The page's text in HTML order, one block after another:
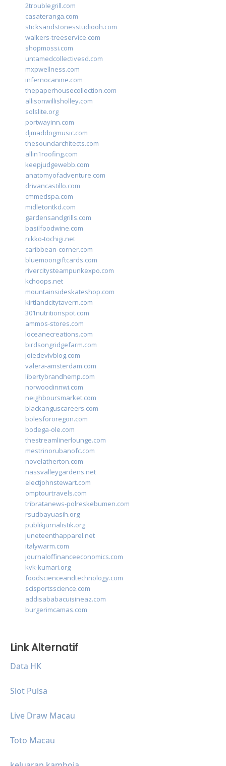
2troublegrill.com
casateranga.com
sticksandstonesstudiooh.com
walkers-treeservice.com
shopmossi.com
untamedcollectivesd.com
mxpwellness.com
infernocanine.com
thepaperhousecollection.com
allisonwillisholley.com
solslite.org
portwayinn.com
djmaddogmusic.com
thesoundarchitects.com
allin1roofing.com
keepjudgewebb.com
anatomyofadventure.com
drivancastillo.com
cmmedspa.com
midletontkd.com
gardensandgrills.com
basilfoodwine.com
nikko-tochigi.net
caribbean-corner.com
bluemoongiftcards.com
rivercitysteampunkexpo.com
kchoops.net
mountainsideskateshop.com
kirtlandcitytavern.com
301nutritionspot.com
ammos-stores.com
loceanecreations.com
birdsongridgefarm.com
joiedevivblog.com
valera-amsterdam.com
libertybrandhemp.com
norwoodinnwi.com
neighboursmarket.com
blackanguscareers.com
bolesfororegon.com
bodega-ole.com
thestreamlinerlounge.com
mestrinorubanofc.com
novelatherton.com
nassvalleygardens.net
electjohnstewart.com
omptourtravels.com
tribratanews-polreskebumen.com
rsudbayuasih.org
publikjurnalistik.org
juneteenthapparel.net
italywarm.com
journaloffinanceeconomics.com
kvk-kumari.org
foodscienceandtechnology.com
scisportsscience.com
addisababacuisineaz.com
burgerimcamas.com
Link Alternatif
Data HK
Slot Pulsa
Live Draw Macau
Toto Macau